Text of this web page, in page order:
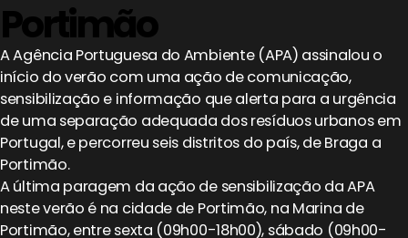
Portimão
A Agência Portuguesa do Ambiente (APA) assinalou o
início do verão com uma ação de comunicação,
sensibilização e informação que alerta para a urgência
de uma separação adequada dos resíduos urbanos em
Portugal, e percorreu seis distritos do país, de Braga a
Portimão.
A última paragem da ação de sensibilização da APA
neste verão é na cidade de Portimão, na Marina de
Portimão, entre sexta (09h00-18h00), sábado (09h00-